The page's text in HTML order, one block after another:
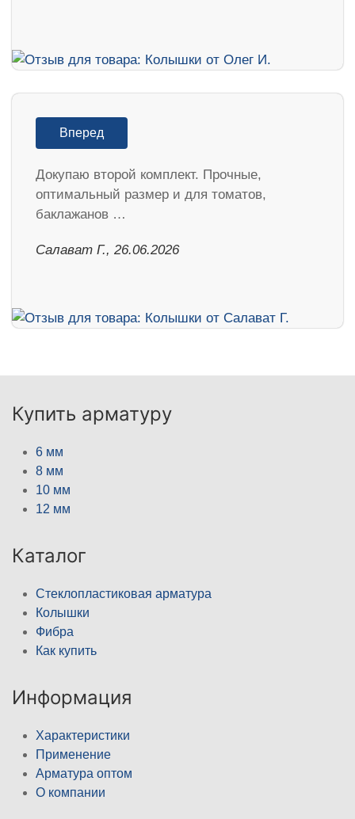
Вперед
Докупаю второй комплект. Прочные,
оптимальный размер и для томатов,
баклажанов …
Салават Г., 26.06.2026
Купить арматуру
6 мм
8 мм
10 мм
12 мм
Каталог
Стеклопластиковая арматура
Колышки
Фибра
Как купить
Информация
Характеристики
Применение
Арматура оптом
О компании